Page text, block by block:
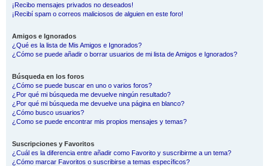
¡Recibo mensajes privados no deseados!
¡Recibí spam o correos maliciosos de alguien en este foro!
Amigos e Ignorados
¿Qué es la lista de Mis Amigos e Ignorados?
¿Cómo se puede añadir o borrar usuarios de mi lista de Amigos e Ignorados?
Búsqueda en los foros
¿Cómo se puede buscar en uno o varios foros?
¿Por qué mi búsqueda me devuelve ningún resultado?
¿Por qué mi búsqueda me devuelve una página en blanco?
¿Cómo busco usuarios?
¿Como se puede encontrar mis propios mensajes y temas?
Suscripciones y Favoritos
¿Cuál es la diferencia entre añadir como Favorito y suscribirme a un tema?
¿Cómo marcar Favoritos o suscribirse a temas específicos?